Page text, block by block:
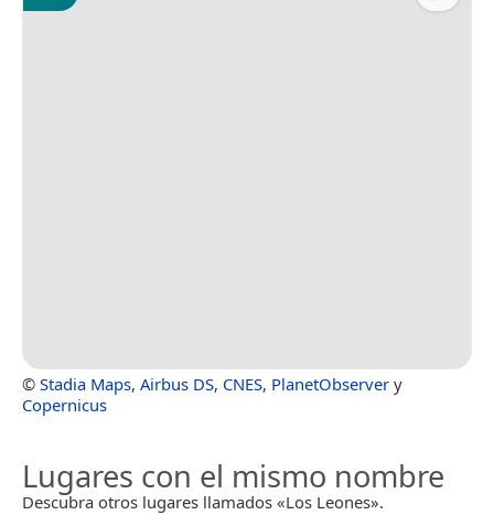
© Stadia Maps, Airbus DS, CNES, PlanetObserver y
Copernicus
Lugares con el mismo nombre
Descubra otros lugares llamados «Los Leones».